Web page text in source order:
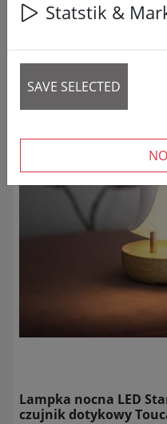
Lampka nocna LED
czujnik dotykowy
Statstik &
SAVE SELECTED